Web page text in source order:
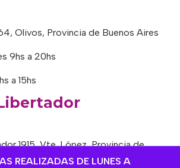
REALIZADAS DE LUNES A
Olivos, Provincia de Buenos Aires
9hs a 20hs
a 15hs
1915, Vte. López, Provincia de